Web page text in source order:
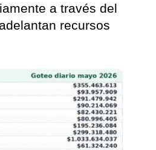
a través del
recursos